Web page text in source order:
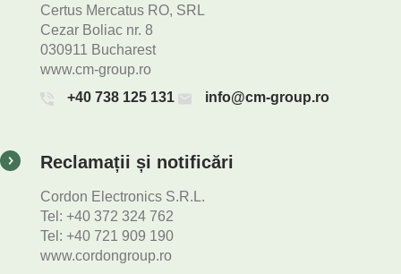
Certus Mercatus RO, SRL
Cezar Boliac nr. 8
030911 Bucharest
www.cm-group.ro
+40 738 125 131
info@cm-group.ro
Reclamații și notificări
Cordon Electronics S.R.L.
Tel: +40 372 324 762
Tel: +40 721 909 190
www.cordongroup.ro